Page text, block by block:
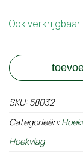
Ook
SKU:58032
Categorieën:
Hoekvlag